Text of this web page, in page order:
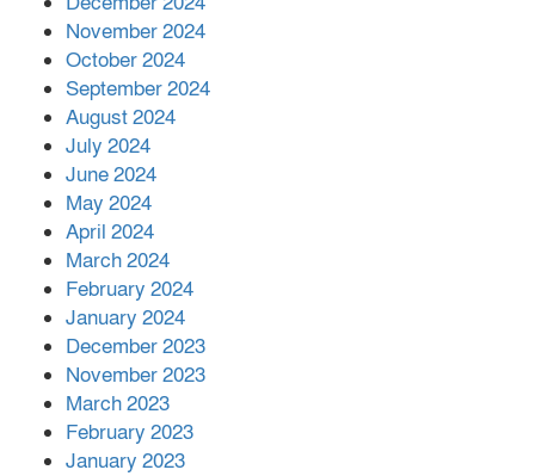
সহায়তা দিলেন সাচিং প্রু জেরী
November 2024
October 2024
September 2024
August 2024
July 2024
June 2024
May 2024
April 2024
March 2024
February 2024
January 2024
December 2023
November 2023
March 2023
February 2023
January 2023